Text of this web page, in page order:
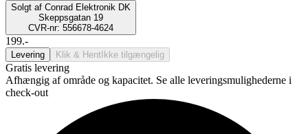
Solgt af Conrad Elektronik DK
Skeppsgatan 19
CVR-nr: 556678-4624
199.-
Levering Klik & Hent Ikke tilgængelig
Gratis levering
Afhængig af område og kapacitet. Se alle leveringsmulighederne i
check-out